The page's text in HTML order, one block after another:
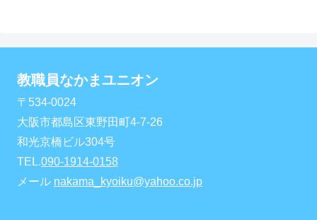
教職員なかまユニオン
〒534-0024
大阪市都島区東野田町4-7-26
和光京橋ビル304号
TEL.090-1914-0158
メール nakama_kyoiku@yahoo.co.jp